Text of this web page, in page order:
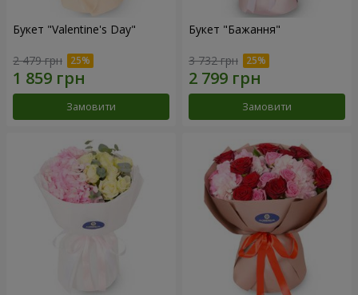
Букет "Valentine's Day"
2 479 грн
Замовити
Букет "Бажання"
3 732 грн
Замовити